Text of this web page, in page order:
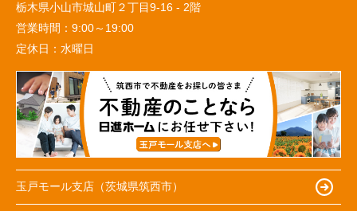
栃木県小山市城山町２丁目9-16 - 2階
営業時間： 9:00～19:00
定休日： 水曜日
玉戸モール支店（茨城県筑西市）